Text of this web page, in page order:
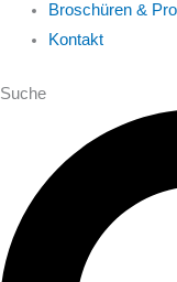
Broschüren &
Kontakt
Suche